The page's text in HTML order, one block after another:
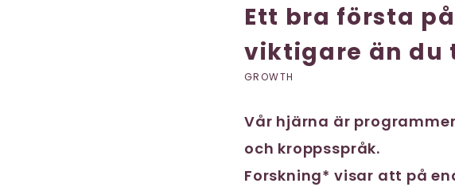
Ett bra första
viktigare än du
GROWTH
Vår hjärna är
och kroppsspråk.
Forskning* visar att på